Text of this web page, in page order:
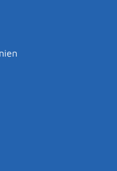
von
Abendrealschule
Servicedienstleister
registrieren
Haus- und